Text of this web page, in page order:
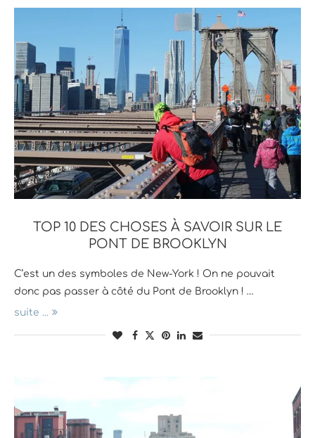
TOP 10 DES CHOSES À SAVOIR SUR LE
PONT DE BROOKLYN
C’est un des symboles de New-York ! On ne pouvait
donc pas passer à côté du Pont de Brooklyn ! …
suite ...